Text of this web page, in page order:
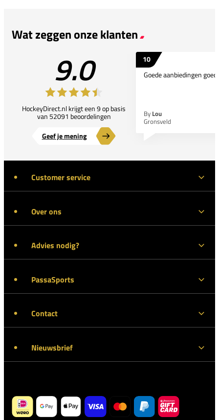
Wat zeggen onze klanten
9.0
HockeyDirect.nl krijgt een 9 op basis
van 52091 beoordelingen
Geef je mening
10
Goede aanbiedingen
By Lou
Gronsveld
Customer service
Over ons
Advies nodig?
PassaSports
Contact
Nieuwsbrief